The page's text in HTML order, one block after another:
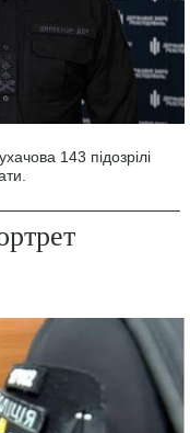
143 підозрілі